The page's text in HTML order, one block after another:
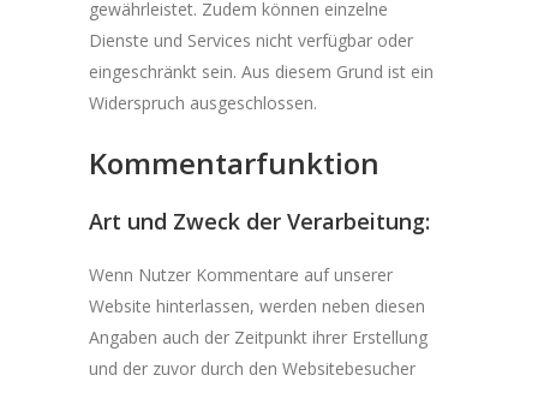
gewährleistet. Zudem können einzelne
Dienste und Services nicht verfügbar oder
eingeschränkt sein. Aus diesem Grund ist ein
Widerspruch ausgeschlossen.
Kommentarfunktion
Art und Zweck der Verarbeitung:
Wenn Nutzer Kommentare auf unserer
Website hinterlassen, werden neben diesen
Angaben auch der Zeitpunkt ihrer Erstellung
und der zuvor durch den Websitebesucher